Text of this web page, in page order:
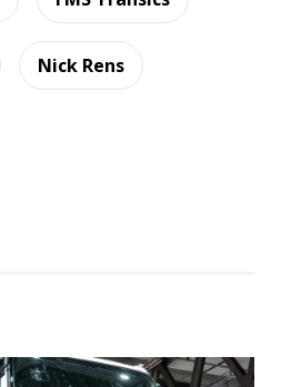
Nick Rens